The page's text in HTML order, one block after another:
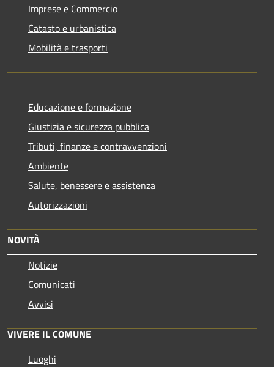
Imprese e Commercio
Catasto e urbanistica
Mobilità e trasporti
Educazione e formazione
Giustizia e sicurezza pubblica
Tributi, finanze e contravvenzioni
Ambiente
Salute, benessere e assistenza
Autorizzazioni
NOVITÀ
Notizie
Comunicati
Avvisi
VIVERE IL COMUNE
Luoghi